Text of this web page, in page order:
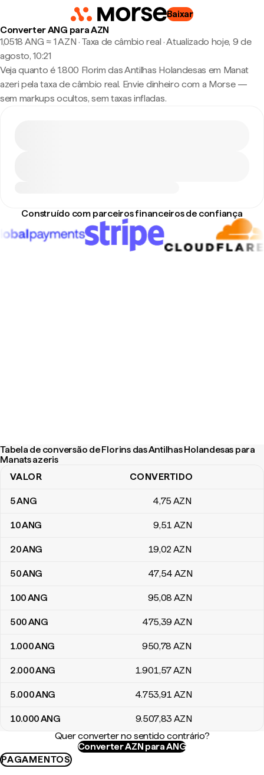
Baixar
Converter ANG para AZN
1,0518 ANG ≈ 1 AZN · Taxa de câmbio real ·Atualizado hoje, 9 de
agosto, 10:21
Veja quanto é 1.800 Florim das Antilhas Holandesas em Manat
azeri pela taxa de câmbio real. Envie dinheiro com a Morse —
sem markups ocultos, sem taxas infladas.
Construído com parceiros financeiros de confiança
Tabela de conversão de Florins das Antilhas Holandesas para
Manats azeris
Tabela de conversão de Florins das Antilhas Holandesas para
VALOR CONVERTIDO
5ANG 4,75 AZN
10ANG 9,51 AZN
20ANG 19,02AZN
50ANG 47,54 AZN
100ANG 95,08 AZN
500ANG 475,39 AZN
1.000ANG 950,78 AZN
2.000ANG 1.901,57AZN
5.000ANG 4.753,91 AZN
10.000ANG 9.507,83 AZN
Quer converter no sentido contrário?
Converter AZN para ANG
PAGAMENTOS